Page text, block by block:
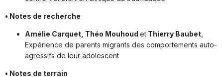
• Notes de recherche
Amélie Carquet, Théo Mouhoud et Thierry Baubet
Expérience de parents migrants des comportements auto-
agressifs de leur adolescent
• Notes de terrain